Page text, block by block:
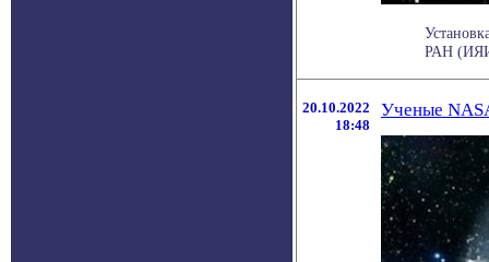
РАН (ИЯИ
20.10.2022
18:48
Ученые